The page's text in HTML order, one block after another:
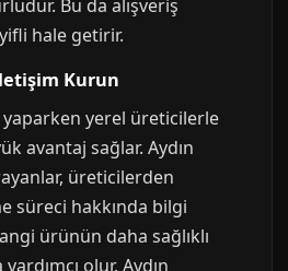
Bu da alışveriş
hale getirir.
Kurun
yaparken yerel üreticilerle
avantaj sağlar. Aydın
üreticilerden
süreci hakkında bilgi
ürünün daha sağlıklı
olur. Aydın